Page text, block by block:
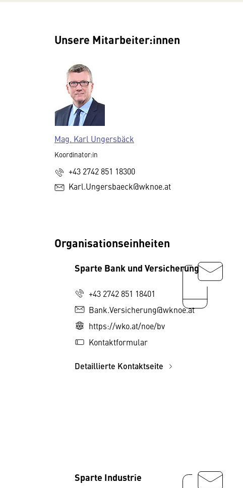
Unsere Mitarbeiter:innen
Mag. Karl Ungersbäck
Koordinator:in
+43 2742 851 18300
Karl.Ungersbaeck@wknoe.at
Organisationseinheiten
Sparte Bank und Versicherung
+43 2742 851 18401
Bank.Versicherung@wknoe.at
https://wko.at/noe/bv
Kontaktformular
Detaillierte Kontaktseite
Sparte Industrie